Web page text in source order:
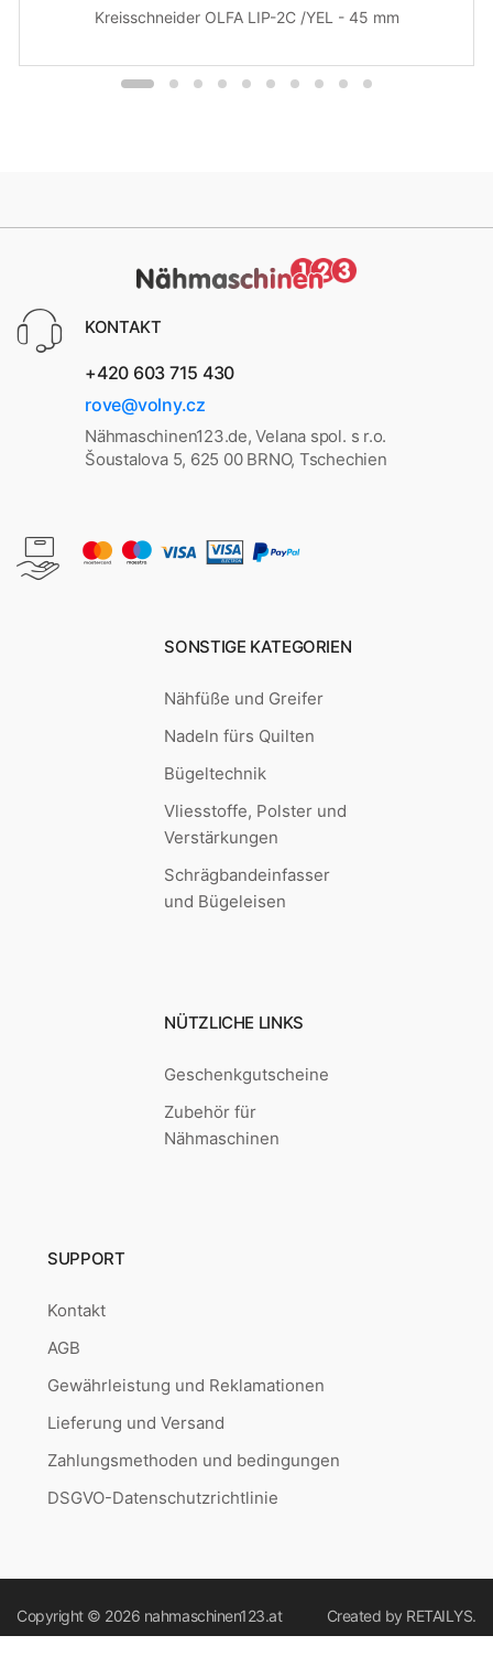
Kreisschneider OLFA LIP-2C /YEL - 45 mm
KONTAKT
+420 603 715 430
rove@volny.cz
Nähmaschinen123.de, Velana spol. s r.o.
Šoustalova 5, 625 00 BRNO, Tschechien
SONSTIGE KATEGORIEN
Nähfüße und Greifer
Nadeln fürs Quilten
Bügeltechnik
Vliesstoffe, Polster und
Verstärkungen
Schrägbandeinfasser
und Bügeleisen
NÜTZLICHE LINKS
Geschenkgutscheine
Zubehör für
Nähmaschinen
SUPPORT
Kontakt
AGB
Gewährleistung und Reklamationen
Lieferung und Versand
Zahlungsmethoden und bedingungen
DSGVO-Datenschutzrichtlinie
Copyright © 2026 nahmaschinen123.at Created by RETAILYS.